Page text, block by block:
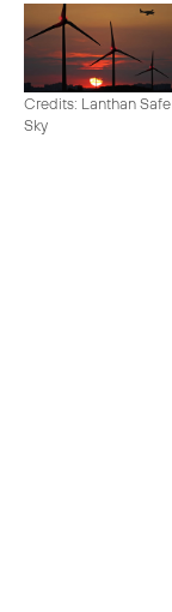
Credits: Lanthan Safe
Sky